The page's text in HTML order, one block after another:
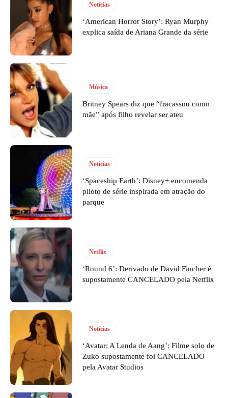
Notícias
‘American Horror Story’: Ryan Murphy
explica saída de Ariana Grande da série
Música
Britney Spears diz que “fracassou como
mãe” após filho revelar ser ateu
Notícias
‘Spaceship Earth’: Disney+ encomenda
piloto de série inspirada em atração do
parque
Netflix
‘Round 6’: Derivado de David Fincher é
supostamente CANCELADO pela Netflix
Notícias
‘Avatar: A Lenda de Aang’: Filme solo de
Zuko supostamente foi CANCELADO
pela Avatar Studios